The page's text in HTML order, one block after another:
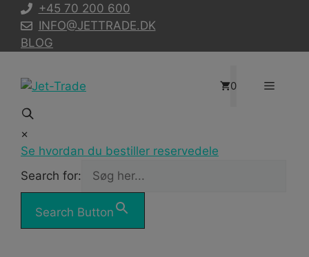
Hop
indhold
+45 70 200 600
INFO@JETTRADE.DK
BLOG
0 Menu
×
Se hvordan du bestiller reservedele
Search for:
Search Button